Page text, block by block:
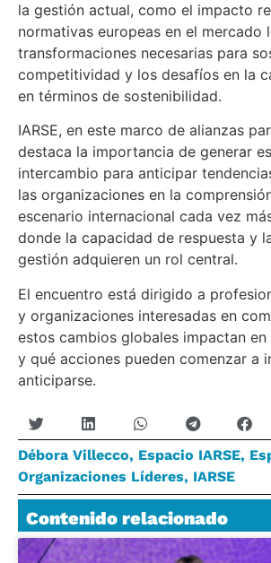
la gestión actual, como el impacto
normativas europeas en el mercado
transformaciones necesarias para
competitividad y los desafíos en la
en términos de sostenibilidad.
IARSE, en este marco de alianzas
destaca la importancia de generar
intercambio para anticipar
las organizaciones en la
escenario internacional cada vez
donde la capacidad de respuesta y
gestión adquieren un rol central.
El encuentro está dirigido a
y organizaciones interesadas en
estos cambios globales impactan
y qué acciones pueden comenzar a
anticiparse.
Débora Villecco, Espacio IARSE,
Organizaciones Líderes, IARSE
Contenido relacionado